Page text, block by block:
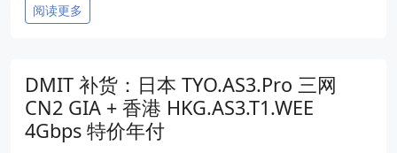
阅读更多
DMIT 补货：日本 TYO.AS3.Pro 三网
CN2 GIA + 香港 HKG.AS3.T1.WEE
4Gbps 特价年付